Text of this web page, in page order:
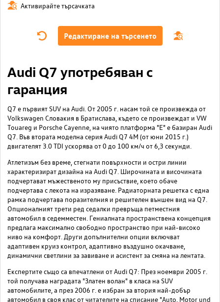
Активирайте търсачката
Редактиране на търсенето
Audi Q7 употребяван с
гаранция
Q7 е първият SUV на Audi. От 2005 г. насам той се произвежда от
Volkswagen Словакия в Братислава, където се произвеждат и VW
Touareg и Porsche Cayenne, на чиято платформа "Е" е базиран Audi
Q7. Във втората моделна серия Audi Q7 4M (от юни 2015 г.)
двигателят 3.0 TDI ускорява от 0 до 100 км/ч от 6,3 секунди.
Атлетизъм без време, стегнати повърхности и остри линии
характеризират дизайна на Audi Q7. Широчината и височината
подчертават мъжественото му присъствие, което обаче
подчертава с лекота на изразяване. Радиаторната решетка с една
рамка подчертава поразителния и решителен външен вид на Q7.
Опционалният трети ред седалки превръща петместния
автомобил в седемместен. Гениалната пространствена концепция
предлага максимално свободно пространство при най-високо
ниво на комфорт. Други допълнителни опции включват
адаптивен круиз контрол, адаптивно въздушно окачване,
динамични светлини за завиване и асистент за смяна на лентата.
Експертите също са впечатлени от Audi Q7: През ноември 2005 г.
той получава наградата "Златен волан" в класа на SUV
автомобилите, а през 2006 г. е избран за втория най-добър
автомобил в своя клас от читателите на списание "Auto, Motor und